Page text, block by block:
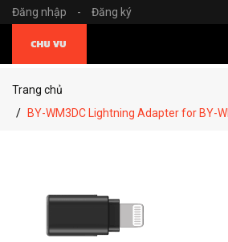
Đăng nhập - Đăng ký
Trang chủ
BY-WM3DC Lightning Adapter for BY-